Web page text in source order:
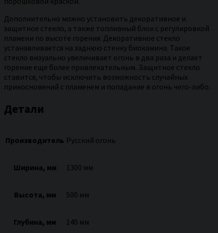
Дополнительно можно установить декоративное и
защитное стекло, а также топливный блок с регулировкой
пламени по высоте горения. Декоративное стекло
устанавливается на заднюю стенку биокамина. Такое
стекло визуально увеличивает огонь в два раза и делает
горение еще более привлекательным. Защитное стекло
ставится, чтобы исключить возможность случайных
прикосновений с пламенем и попадание в огонь чего-либо.
Детали
Производитель Русский огонь
Ширина, мм 1300 мм
Высота, мм 500 мм
Глубина, мм 140 мм